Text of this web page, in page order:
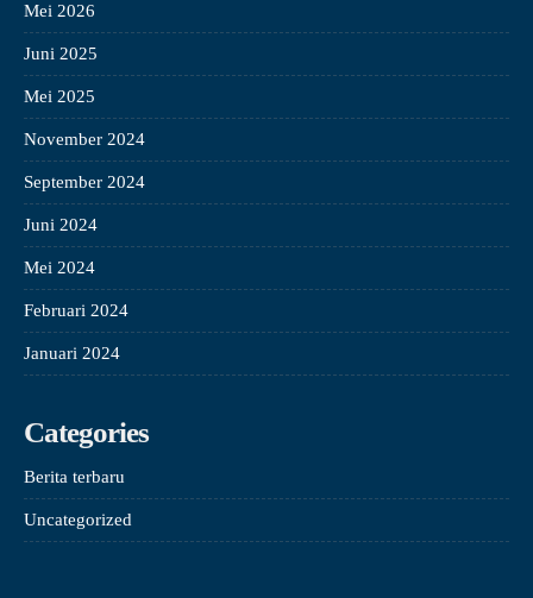
Mei 2026
Juni 2025
Mei 2025
November 2024
September 2024
Juni 2024
Mei 2024
Februari 2024
Januari 2024
Categories
Berita terbaru
Uncategorized